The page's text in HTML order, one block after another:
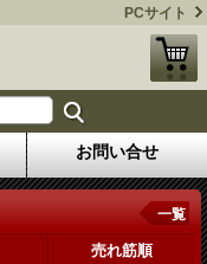
PCサイト
お問い合せ
一覧
売れ筋順